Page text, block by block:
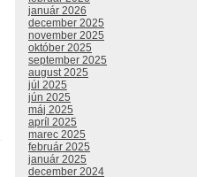
január 2026
december 2025
november 2025
október 2025
september 2025
august 2025
júl 2025
jún 2025
máj 2025
apríl 2025
marec 2025
február 2025
január 2025
december 2024